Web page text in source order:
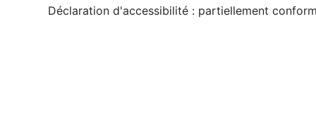
Déclaration d'accessibilité : partiellement